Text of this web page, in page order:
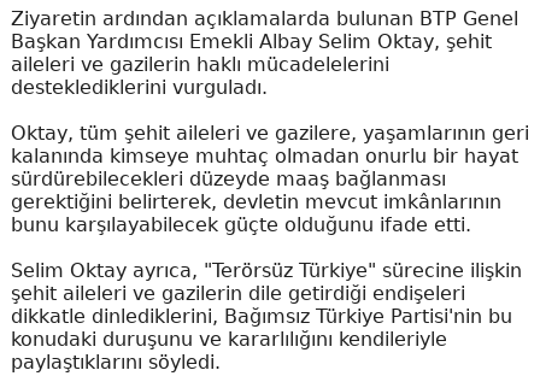
Ziyaretin ardından açıklamalarda bulunan BTP Genel
Başkan Yardımcısı Emekli Albay Selim Oktay, şehit
aileleri ve gazilerin haklı mücadelelerini
desteklediklerini vurguladı.
Oktay, tüm şehit aileleri ve gazilere, yaşamlarının geri
kalanında kimseye muhtaç olmadan onurlu bir hayat
sürdürebilecekleri düzeyde maaş bağlanması
gerektiğini belirterek, devletin mevcut imkânlarının
bunu karşılayabilecek güçte olduğunu ifade etti.
Selim Oktay ayrıca, "Terörsüz Türkiye" sürecine ilişkin
şehit aileleri ve gazilerin dile getirdiği endişeleri
dikkatle dinlediklerini, Bağımsız Türkiye Partisi'nin bu
konudaki duruşunu ve kararlılığını kendileriyle
paylaştıklarını söyledi.